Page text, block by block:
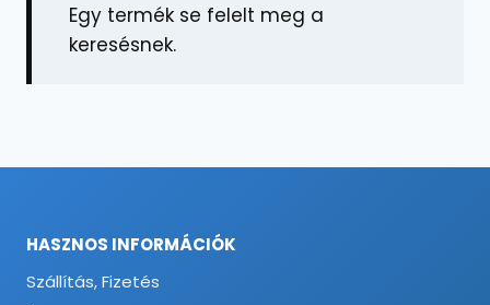
Egy termék se felelt meg a
keresésnek.
HASZNOS INFORMÁCIÓK
Szállítás, Fizetés